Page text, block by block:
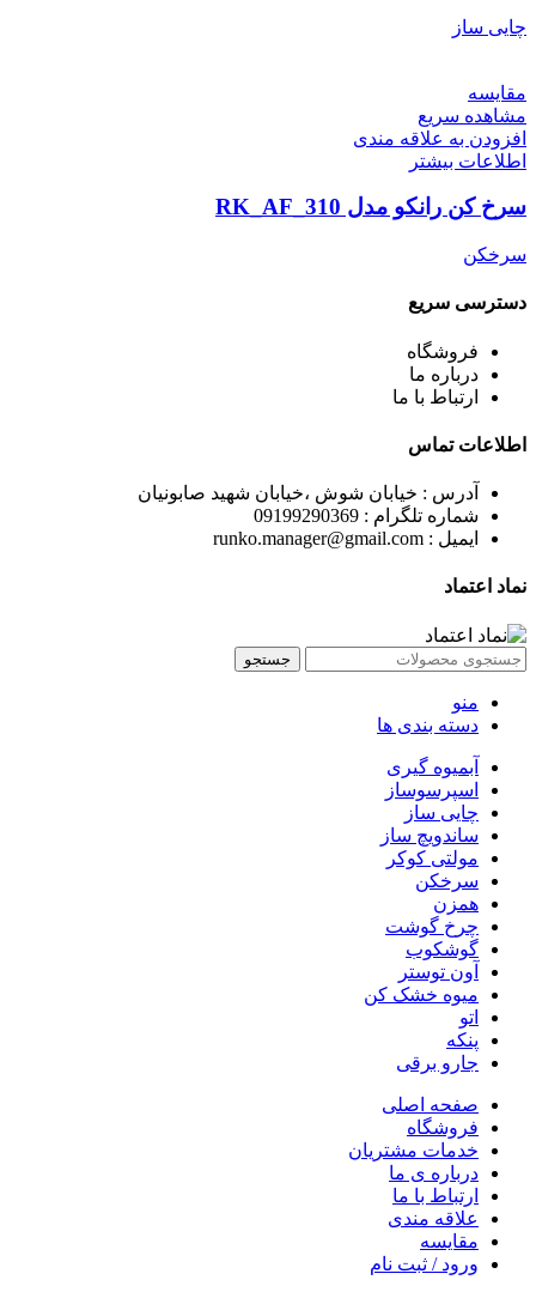
چایی ساز
مقایسه
مشاهده سریع
افزودن به علاقه مندی
اطلاعات بیشتر
سرخ کن رانکو مدل RK_AF_310
سرخکن
دسترسی سریع
فروشگاه
درباره ما
ارتباط با ما
اطلاعات تماس
آدرس : خیابان شوش ،خیابان شهید صابونیان
شماره تلگرام : 09199290369
ایمیل : runko.manager@gmail.com
نماد اعتماد
جستجو
منو
دسته بندی ها
آبمیوه گیری
اسپرسوساز
چایی ساز
ساندویچ ساز
مولتی کوکر
سرخکن
همزن
چرخ گوشت
گوشکوب
آون توستر
میوه خشک کن
اتو
پنکه
جارو برقی
صفحه اصلی
فروشگاه
خدمات مشتریان
درباره ی ما
ارتباط با ما
علاقه مندی
مقایسه
ورود / ثبت نام